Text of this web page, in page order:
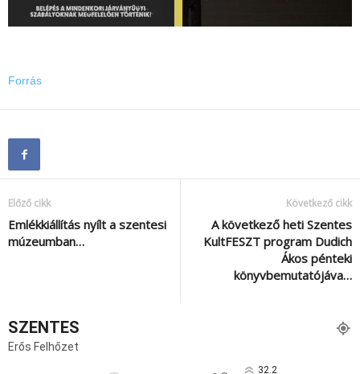
Forrás
Előző cikk
Emlékkiállítás nyílt a szentesi
múzeumban…
Következő cikk
A következő heti Szentes
KultFESZT program Dudich
Ákos pénteki
könyvbemutatójáva…
SZENTES
Erős Felhőzet
32.2